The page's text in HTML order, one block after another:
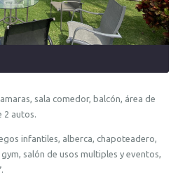
sala comedor, balcón, área de
2 autos.
infantiles, alberca, chapoteadero,
salón de usos multiples y eventos,